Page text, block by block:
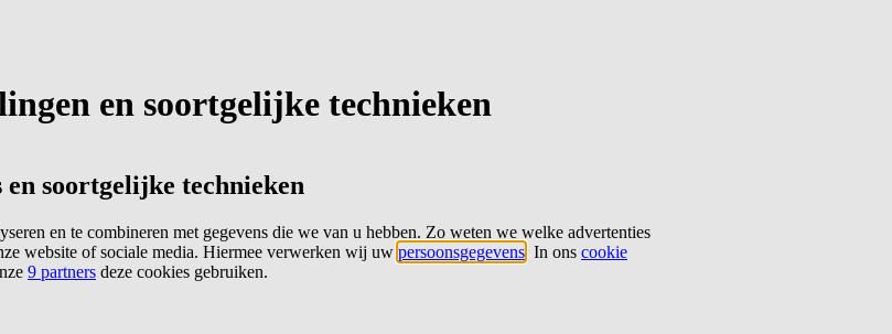
en soortgelijke technieken
soortgelijke technieken
en te combineren met gegevens die we van u hebben. Zo weten we welke advertenties
website of sociale media. Hiermee verwerken wij uw persoonsgegevens . In ons cookie
9 partners deze cookies gebruiken.